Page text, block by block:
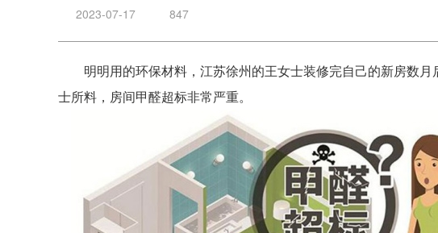
2023-07-17 847
明明用的环保材料，江苏徐州的王女士装修完自己的新房数
士所料，房间甲醛超标非常严重。